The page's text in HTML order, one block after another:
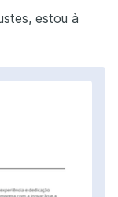
estou à